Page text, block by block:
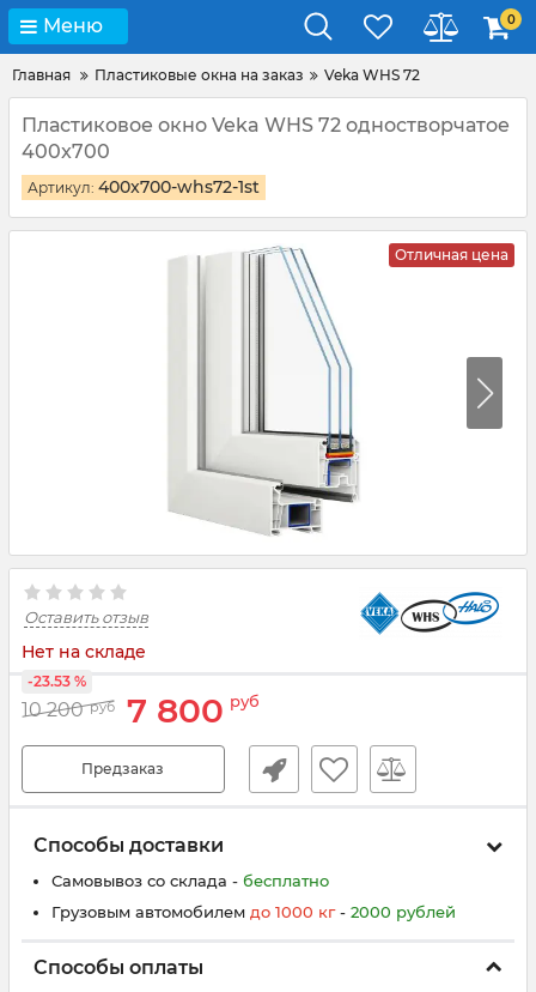
Меню 0
Главная Пластиковые окна на заказ Veka WHS 72
Пластиковое окно Veka WHS 72 одностворчатое
400x700
Артикул: 400x700-whs72-1st
Отличная цена
Оставить отзыв
Нет на складе
10 200 руб 7 800 руб
-23.53 %
Предзаказ
Способы доставки
Самовывоз со склада - бесплатно
Грузовым автомобилем до 1000 кг- 2000 рублей
Способы оплаты